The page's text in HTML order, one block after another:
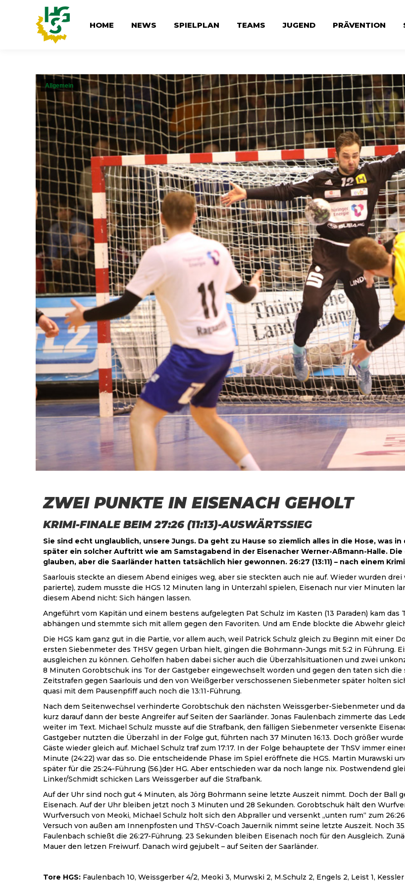
HOME NEWS SPIELPLAN TEAMS JUGEND PRÄVENTION
Allgemein
ZWEI PUNKTE IN EISENACH GEHOLT
KRIMI-FINALE BEIM 27:26 (11:13)-AUSWÄRTSSIEG
Sie sind echt unglaublich, unsere Jungs. Da geht zu Hause so ziemlich alles in die Hose, was
später ein solcher Auftritt wie am Samstagabend in der Eisenacher Werner-Aßmann-Halle.
glauben, aber die Saarländer hatten tatsächlich hier gewonnen. 26:27 (13:11) – nach einem
Saarlouis steckte an diesem Abend einiges weg, aber sie steckten auch nie auf. Wieder wurden
parierte), zudem musste die HGS 12 Minuten lang in Unterzahl spielen, Eisenach nur vier Minuten
diesem Abend nicht: Sich hängen lassen.
Angeführt vom Kapitän und einem bestens aufgelegten Pat Schulz im Kasten (13 Paraden) kam
abhängen und stemmte sich mit allem gegen den Favoriten. Und am Ende blockte die Abwehr
Die HGS kam ganz gut in die Partie, vor allem auch, weil Patrick Schulz gleich zu Beginn mit einer
ersten Siebenmeter des THSV gegen Urban hielt, gingen die Bohrmann-Jungs mit 5:2 in Führung.
ausgleichen zu können. Geholfen haben dabei sicher auch die Überzahlsituationen und zwei
8 Minuten Gorobtschuk ins Tor der Gastgeber eingewechselt worden und gegen den taten sich
Zeitstrafen gegen Saarlouis und den von Weißgerber verschossenen Siebenmeter später holten
quasi mit dem Pausenpfiff auch noch die 13:11-Führung.
Nach dem Seitenwechsel verhinderte Gorobtschuk den nächsten Weissgerber-Siebenmeter und
kurz darauf dann der beste Angreifer auf Seiten der Saarländer. Jonas Faulenbach zimmerte das
weiter im Text. Michael Schulz musste auf die Strafbank, den fälligen Siebenmeter versenkte
Gastgeber nutzten die Überzahl in der Folge gut, führten nach 37 Minuten 16:13. Doch größer
Gäste wieder gleich auf. Michael Schulz traf zum 17:17. In der Folge behauptete der ThSV immer
Minute (24:22) war das so. Die entscheidende Phase im Spiel eröffnete die HGS. Martin Murawski
später für die 25:24-Führung (56.)der HG. Aber entschieden war da noch lange nix. Postwendend
Linker/Schmidt schicken Lars Weissgerber auf die Strafbank.
Auf der Uhr sind noch gut 4 Minuten, als Jörg Bohrmann seine letzte Auszeit nimmt. Doch der Ball
Eisenach. Auf der Uhr bleiben jetzt noch 3 Minuten und 28 Sekunden. Gorobtschuk hält den
Wurfversuch von Meoki, Michael Schulz holt sich den Abpraller und versenkt „unten rum“ zum
Versuch von außen am Innenpfosten und ThSV-Coach Jauernik nimmt seine letzte Auszeit. Noch
Faulenbach schießt die 26:27-Führung. 23 Sekunden bleiben Eisenach noch für den Ausgleich.
Mauer den letzen Freiwurf. Danach wird gejubelt – auf Seiten der Saarländer.
Tore HGS: Faulenbach 10, Weissgerber 4/2, Meoki 3, Murwski 2, M.Schulz 2, Engels 2, Leist 1, Kessler